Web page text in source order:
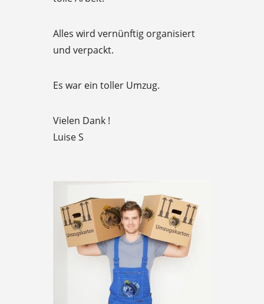
o
t
o
5
Alles wird vernünftig organisiert
und verpackt.
Es war ein toller Umzug.
Vielen Dank !
Luise S